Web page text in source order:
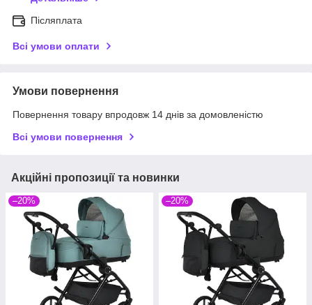
Післяплата
Всі умови оплати
Умови повернення
Повернення товару впродовж 14 днів за домовленістю
Всі умови повернення
Акційні пропозиції та новинки
–20% –20%